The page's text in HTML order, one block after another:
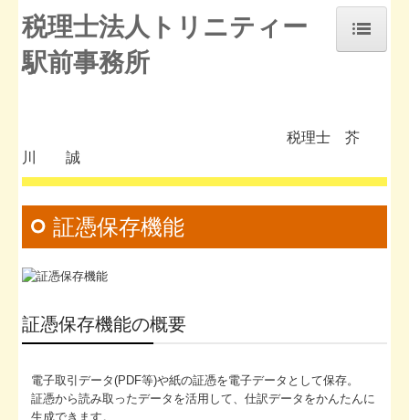
ホーム
事務所紹介
経営理念
交通案内
セミナー案内
料金について
税理士法人トリニティー
駅前事務所
税理士 芥
川 誠
証憑保存機能
証憑保存機能の概要
電子取引データ(PDF等)や紙の証憑を電子データとして保存。
証憑から読み取ったデータを活用して、仕訳データをかんたんに
生成できます。